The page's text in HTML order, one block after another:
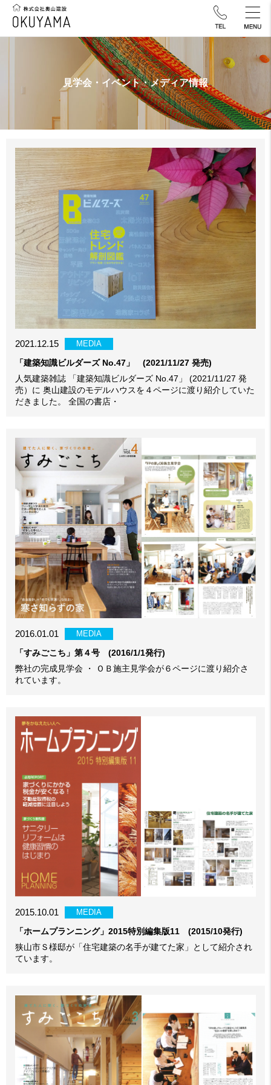
見学会・イベント・メディア情報
2021.12.15 MEDIA
「建築知識ビルダーズ No.47」 (2021/11/27 発売)
人気建築雑誌 「建築知識ビルダーズ No.47」 (2021/11/27 発
売）に 奥山建設のモデルハウスを４ページに渡り紹介していた
だきました。 全国の書店・
2016.01.01 MEDIA
「すみごこち」第４号 (2016/1/1発行)
弊社の完成見学会 ・ ＯＢ施主見学会が６ページに渡り紹介さ
れています。
2015.10.01 MEDIA
「ホームプランニング」2015特別編集版11 (2015/10発行)
狭山市Ｓ様邸が「住宅建築の名手が建てた家」として紹介され
ています。